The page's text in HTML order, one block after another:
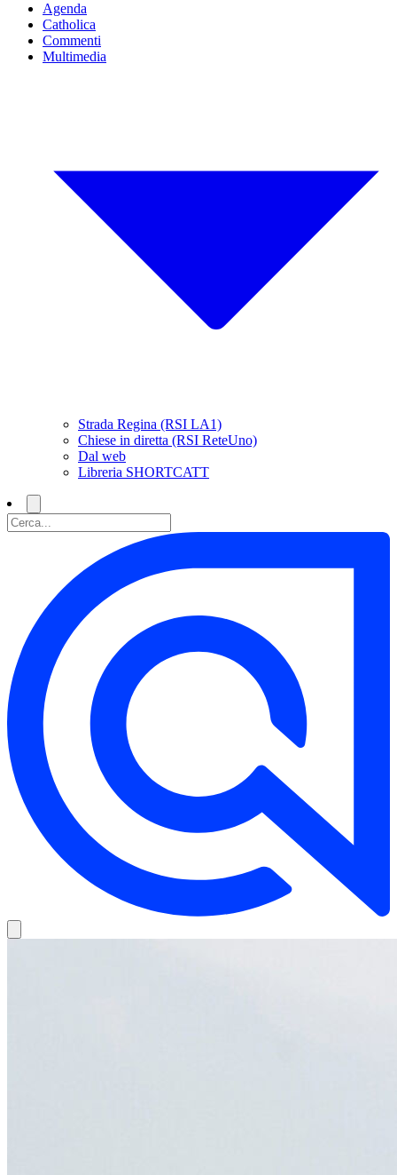
Agenda
Catholica
Commenti
Multimedia
Strada Regina (RSI LA1)
Chiese in diretta (RSI ReteUno)
Dal web
Libreria SHORTCATT